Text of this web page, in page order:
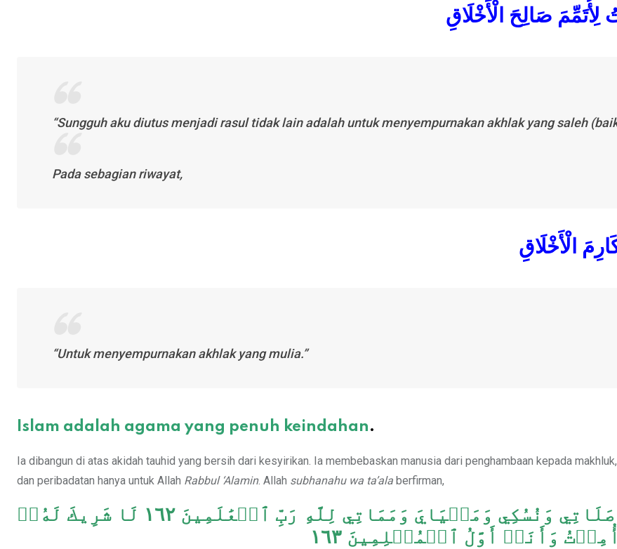
لِأُتَمِّمَ صَالِحَ الْأَخْلَاقِ
“Sungguh aku diutus menjadi rasul tidak lain adalah untuk menyempurnakan akhlak yang saleh
Pada sebagian riwayat,
الْأَخْلَاقِ
“Untuk menyempurnakan akhlak yang mulia.”
Islam adalah agama yang penuh keindahan.
Ia dibangun di atas akidah tauhid yang bersih dari kesyirikan. Ia membebaskan manusia dari penghambaan kepada
dan peribadatan hanya untuk Allah Rabbul ‘Alamin. Allah subhanahu wa ta’ala berfirman,
قُلۡ إِنَّ صَلَاتِي وَنُسُكِي وَمَحۡيَايَ وَمَمَاتِي لِلَّهِ رَبِّ ٱلۡعَٰلَمِينَ ١٦٢ لَا شَرِيكَ لَهُۥۖ
وَأَنَا۠ أَوَّلُ ٱلۡمُسۡلِمِينَ ١٦٣